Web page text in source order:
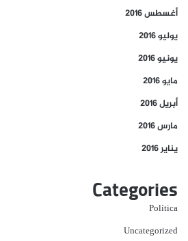
أغسطس 2016
يوليو 2016
يونيو 2016
مايو 2016
أبريل 2016
مارس 2016
يناير 2016
Categories
Política
Uncategorized